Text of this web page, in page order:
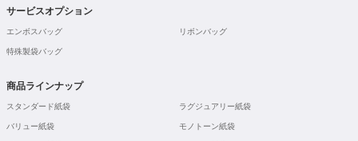
サービスオプション
エンボスバッグ リボンバッグ
特殊製袋バッグ
商品ラインナップ
スタンダード紙袋 ラグジュアリー紙袋
バリュー紙袋 モノトーン紙袋